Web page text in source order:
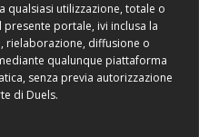
qualsiasi utilizzazione, totale o
portale, ivi inclusa la
rielaborazione, diffusione o
qualunque piattaforma
senza previa autorizzazione
di Duels.